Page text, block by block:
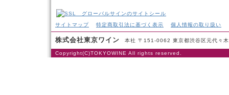
サイトマップ 特定商取引法に基づく表示 個人情報の取り扱い
株式会社東京ワイン 本社 〒151-0062 東京都渋谷区元代
Copyright(C)TOKYOWINE All rights reserved.